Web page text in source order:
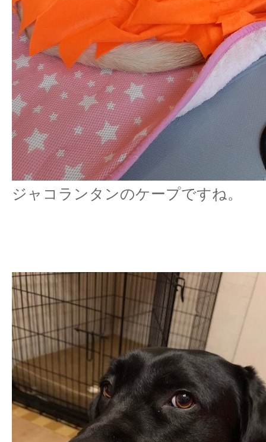
ジャコランタンのケープですね。